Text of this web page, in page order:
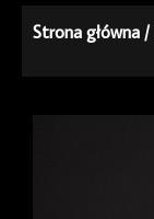
Strona główna /